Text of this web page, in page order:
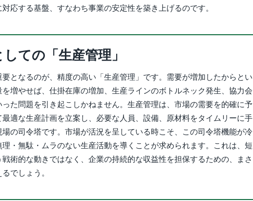
応する基盤、すなわち事業の安定性を築き上げるのです。
ての「生産管理」
となるのが、精度の高い「生産管理」です。需要が増加したからとい
増やせば、仕掛在庫の増加、生産ラインのボトルネック発生、協力会
た問題を引き起こしかねません。生産管理は、市場の需要を的確に予
適な生産計画を立案し、必要な人員、設備、原材料をタイムリーに手
の司令塔です。市場が活況を呈している時こそ、この司令塔機能が冷
・無駄・ムラのない生産活動を導くことが求められます。これは、短
術的な動きではなく、企業の持続的な収益性を担保するための、まさ
でしょう。